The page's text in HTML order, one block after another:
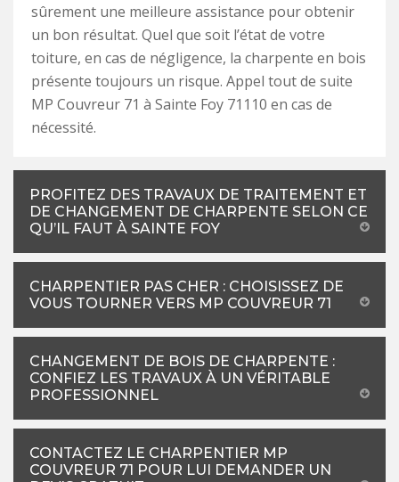
sûrement une meilleure assistance pour obtenir
un bon résultat. Quel que soit l’état de votre
toiture, en cas de négligence, la charpente en bois
présente toujours un risque. Appel tout de suite
MP Couvreur 71 à Sainte Foy 71110 en cas de
nécessité.
PROFITEZ DES TRAVAUX DE TRAITEMENT ET
DE CHANGEMENT DE CHARPENTE SELON CE
QU’IL FAUT À SAINTE FOY
CHARPENTIER PAS CHER : CHOISISSEZ DE
VOUS TOURNER VERS MP COUVREUR 71
CHANGEMENT DE BOIS DE CHARPENTE :
CONFIEZ LES TRAVAUX À UN VÉRITABLE
PROFESSIONNEL
CONTACTEZ LE CHARPENTIER MP
COUVREUR 71 POUR LUI DEMANDER UN